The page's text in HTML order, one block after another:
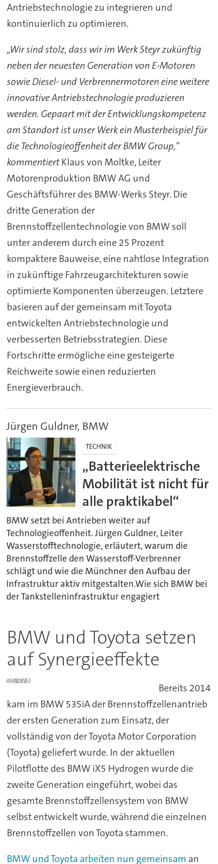
Antriebstechnologie zu integrieren und
kontinuierlich zu optimieren.
„Wir sind stolz, dass wir im Werk Steyr zukünftig
neben der neuesten Generation von E-Motoren
sowie Diesel- und Verbrennermotoren eine weitere
innovative Antriebstechnologie produzieren
werden. Gepaart mit der Entwicklungskompetenz
am Standort ist unser Werk ein Musterbeispiel für
die Technologieoffenheit der BMW Group,”
kommentiertKlaus von Moltke, Leiter
Motorenproduktion BMW AG und
Geschäftsführer des BMW-Werks Steyr. Die
dritte Generation der
Brennstoffzellentechnologie von BMW soll
unter anderem durch eine 25 Prozent
kompaktere Bauweise, eine nahtlose Integration
in zukünftige Fahrzeugarchitekturen sowie
optimierte Komponenten überzeugen. Letztere
basieren auf der gemeinsam mit Toyota
entwickelten Antriebstechnologie und
verbesserten Betriebsstrategien. Diese
Fortschritte ermögliche eine gesteigerte
Reichweite sowie einen reduzierten
Energieverbrauch.
Jürgen Guldner, BMW
TECHNIK
„Batterieelektrische
Mobilität ist nicht für
alle praktikabel“
BMW setzt bei Antrieben weiter auf
Technologieoffenheit. Jürgen Guldner, Leiter
Wasserstofftechnologie, erläutert, warum die
Brennstoffzelle den Wasserstoff-Verbrenner
schlägt und wie die Münchner den Aufbau der
Infrastruktur aktiv mitgestalten.Wie sich BMW bei
der Tankstelleninfrastruktur engagiert
BMW und Toyota setzen
auf Synergieeffekte
ANZEIGE
Bereits 2014
kam im BMW 535iA der Brennstoffzellenantrieb
der ersten Generation zum Einsatz, der
vollständig von der Toyota Motor Corporation
(Toyota) geliefert wurde. In der aktuellen
Pilotflotte des BMW iX5 Hydrogen wurde die
zweite Generation eingeführt, wobei das
gesamte Brennstoffzellensystem von BMW
selbst entwickelt wurde, während die einzelnen
Brennstoffzellen von Toyota stammen.
BMW und Toyota arbeiten nun gemeinsam an